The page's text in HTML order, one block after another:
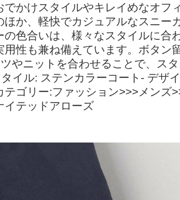
でかけスタイルやキレイめなオ
ほか、軽快でカジュアルなスニ
の色合いは、様々なスタイルに
用性も兼ね備えています。ボタ
やニットを合わせることで、ス
イル: ステンカラーコート- デザ
テゴリー:ファッション>>>メン
イテッドアローズ